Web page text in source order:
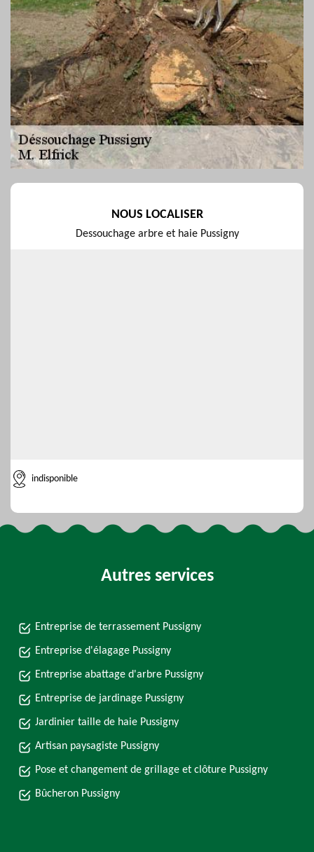
NOUS LOCALISER
Dessouchage arbre et haie Pussigny
indisponible
Autres services
Entreprise de terrassement Pussigny
Entreprise d'élagage Pussigny
Entreprise abattage d'arbre Pussigny
Entreprise de jardinage Pussigny
Jardinier taille de haie Pussigny
Artisan paysagiste Pussigny
Pose et changement de grillage et clôture Pussigny
Bûcheron Pussigny